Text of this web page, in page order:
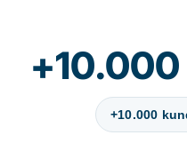
+10.000